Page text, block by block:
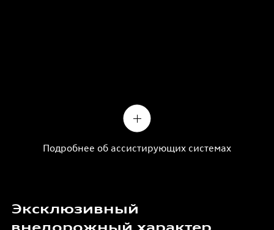
Подробнее об ассистирующих системах
Эксклюзивный